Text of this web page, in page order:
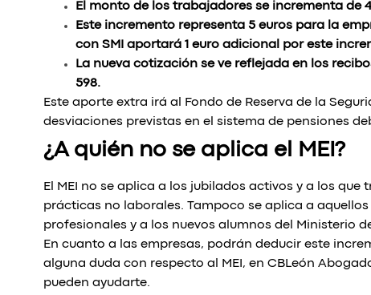
El monto de los trabajadores se incrementa de
Este incremento representa 5 euros para la
con SMI aportará 1 euro adicional por este
La nueva cotización se ve reflejada en los
598.
Este aporte extra irá al Fondo de Reserva de la
desviaciones previstas en el sistema de pensiones
¿A quién no se aplica el MEI?
El MEI no se aplica a los jubilados activos y a los
prácticas no laborales. Tampoco se aplica a
profesionales y a los nuevos alumnos del Ministerio
En cuanto a las empresas, podrán deducir este
alguna duda con respecto al MEI, en CBLeón
pueden ayudarte.